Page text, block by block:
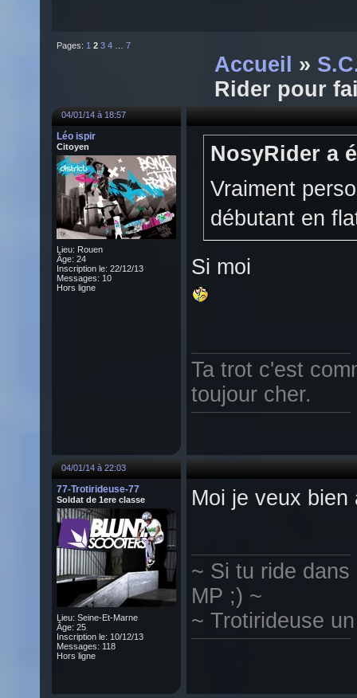
Pages: 1 2 3 4 7
Accueil »
Rider pour
04/01/14 à 18:57
Léo ispir
Citoyen
Lieu: Rouen
Âge: 24
Inscription le: 22/12/13
Messages: 10
Hors ligne
NosyRider a
Vraiment
débutant en
Si moi
Ta trot c'est
toujour cher.
04/01/14 à 22:03
77-Trotirideuse-77
Soldat de 1ere classe
Lieu: Seine-Et-Marne
Âge: 25
Inscription le: 10/12/13
Messages: 118
Hors ligne
Moi je veux
~ Si tu ride
MP ;) ~
~ Trotirideuse